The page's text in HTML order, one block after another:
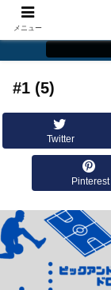
#1 (5)
Twitter
Pinterest
メニュー